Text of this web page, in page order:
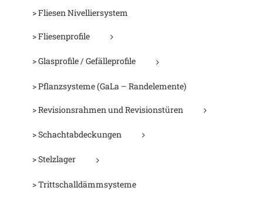
> Fliesen Nivelliersystem
> Fliesenprofile
> Glasprofile / Gefälleprofile
> Pflanzsysteme (GaLa – Randelemente)
> Revisionsrahmen und Revisionstüren
> Schachtabdeckungen
> Stelzlager
> Trittschalldämmsysteme